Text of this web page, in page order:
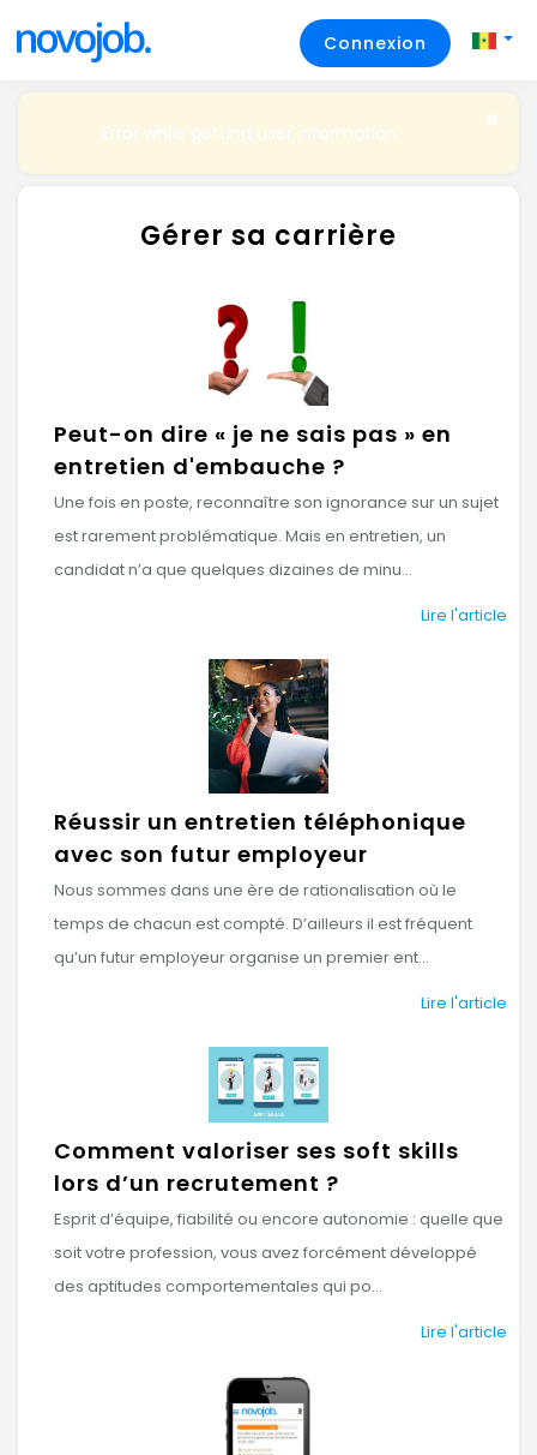
Connexion
Error while getting user information
Gérer sa carrière
Peut-on dire « je ne sais pas » en
entretien d'embauche ?
Une fois en poste, reconnaître son ignorance sur un sujet
est rarement problématique. Mais en entretien, un
candidat n’a que quelques dizaines de minu...
Lire l'article
Réussir un entretien téléphonique
avec son futur employeur
Nous sommes dans une ère de rationalisation où le
temps de chacun est compté. D’ailleurs il est fréquent
qu’un futur employeur organise un premier ent...
Lire l'article
Comment valoriser ses soft skills
lors d’un recrutement ?
Esprit d’équipe, fiabilité ou encore autonomie : quelle que
soit votre profession, vous avez forcément développé
des aptitudes comportementales qui po...
Lire l'article